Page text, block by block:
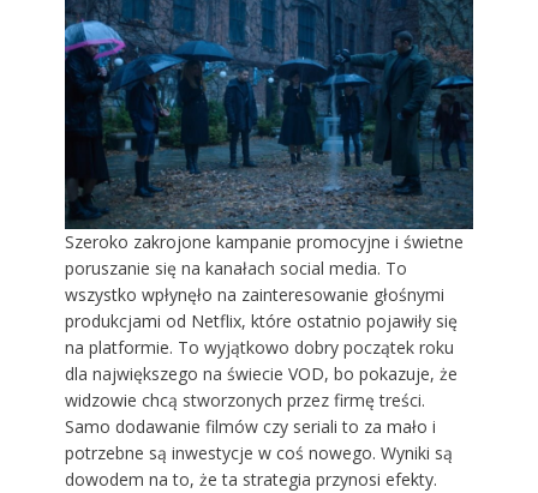
Szeroko zakrojone kampanie promocyjne i świetne
poruszanie się na kanałach social media. To
wszystko wpłynęło na zainteresowanie głośnymi
produkcjami od Netflix, które ostatnio pojawiły się
na platformie. To wyjątkowo dobry początek roku
dla największego na świecie VOD, bo pokazuje, że
widzowie chcą stworzonych przez firmę treści.
Samo dodawanie filmów czy seriali to za mało i
potrzebne są inwestycje w coś nowego. Wyniki są
dowodem na to, że ta strategia przynosi efekty.